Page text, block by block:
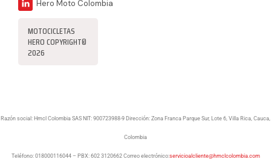
Hero Moto Colombia
MOTOCICLETAS
HERO COPYRIGHT©
2026
Razón social: Hmcl Colombia SAS NIT: 900723988-9 Dirección: Zona Franca Parque Sur, Lote 6, Villa Rica, Cauca,
Colombia
Teléfono: 018000116044 – PBX: 602 3120662 Correo electrónico:servicioalcliente@hmclcolombia.com